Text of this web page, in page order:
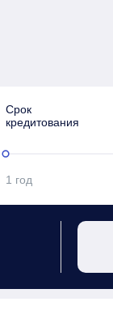
Срок
кредитования
1 год